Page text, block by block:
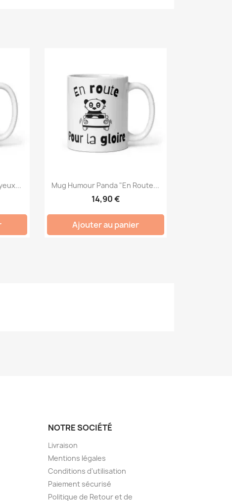
Mug Humour Panda "En Route...
14,90 €
Ajouter au panier
NOTRE SOCIÉTÉ
Livraison
Mentions légales
Conditions d'utilisation
Paiement sécurisé
Politique de Retour et de